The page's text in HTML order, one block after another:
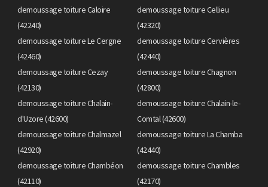
demoussage toiture Caloire
(42240)
demoussage toiture Cellieu
(42320)
demoussage toiture Le Cergne
(42460)
demoussage toiture Cervières
(42440)
demoussage toiture Cezay
(42130)
demoussage toiture Chagnon
(42800)
demoussage toiture Chalain-
d'Uzore (42600)
demoussage toiture Chalain-le-
Comtal (42600)
demoussage toiture Chalmazel
(42920)
demoussage toiture La Chamba
(42440)
demoussage toiture Chambéon
(42110)
demoussage toiture Chambles
(42170)